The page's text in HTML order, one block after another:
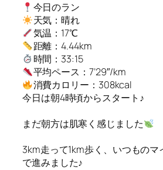
今日のラン
天気：晴れ
気温：17℃
距離：4.44km
時間：33:15
平均ペース：7’29″/km
消費カロリー：308kcal
今日は朝4時頃からスタート♪
まだ朝方は肌寒く感じました
3km走って1km歩く、いつもの
で進みました♪